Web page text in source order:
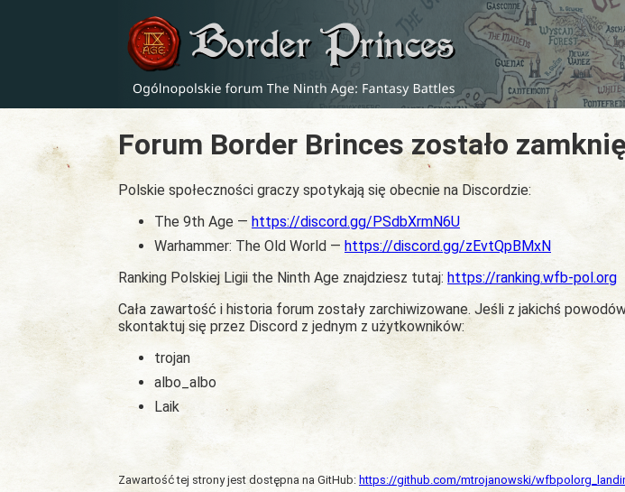
Forum Border Brinces zostało
Polskie społeczności graczy spotykają się obecnie na Discordzie:
The 9th Age — https://discord.gg/PSdbXrmN6U
Warhammer: The Old World — https://discord.gg/zEvtQpBMxN
Ranking Polskiej Ligii the Ninth Age znajdziesz tutaj: https://ranking.wfb-pol.org
Cała zawartość i historia forum zostały zarchiwizowane. Jeśli z jakichś
skontaktuj się przez Discord z jednym z użytkowników:
trojan
albo_albo
Laik
Zawartość tej strony jest dostępna na GitHub: https://github.com/mtrojanowski/